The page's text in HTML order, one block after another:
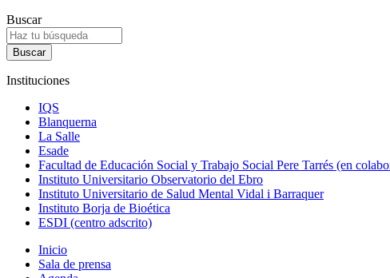
Buscar
Instituciones
IQS
Blanquerna
La Salle
Esade
Facultad de Educación Social y Trabajo Social Pere Tarrés (en
Instituto Universitario Observatorio del Ebro
Instituto Universitario de Salud Mental Vidal i Barraquer
Instituto Borja de Bioética
ESDI (centro adscrito)
Inicio
Sala de prensa